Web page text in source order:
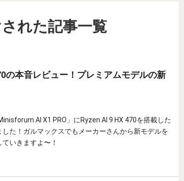
れた記事一覧
の本音レビュー！プレミアムモデルの新
AI X1 PRO」にRyzen AI 9 HX 470を搭載した
た！ガルマックスでもメーカーさんから新モデルを
いきますよ〜！